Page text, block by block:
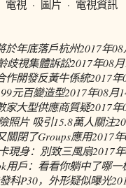
電視 · 圖片 · 電視資訊
於年底落戶杭州2017年
歧視集體訴訟2017年08
作開發反黃牛係統2017年
元百變造型2017年08月
家大型供應商質疑2017年
照片 吸引15.8萬人關注
關閉了Groups應用2017
現身：別致三風扇2017
用戶：看看你躺中了哪一
科P30，外形疑似曝光